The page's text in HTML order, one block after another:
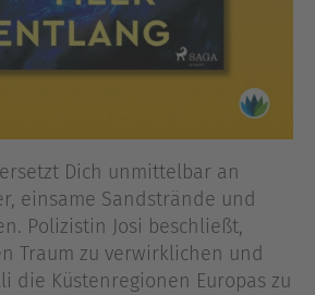
Dich unmittelbar an
einsame Sandstrände und
Polizistin Josi beschließt,
Traum zu verwirklichen und
die Küstenregionen Europas zu